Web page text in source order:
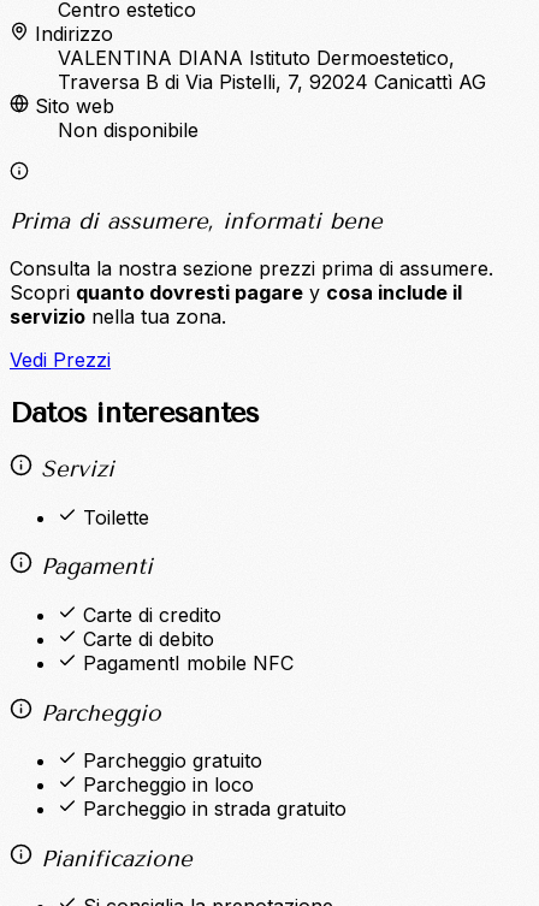
Centro estetico
Indirizzo
VALENTINA DIANA Istituto Dermoestetico,
Traversa B di Via Pistelli, 7, 92024 Canicattì AG
Sito web
Non disponibile
Prima di assumere, informati bene
Consulta la nostra sezione prezzi prima di assumere.
Scopri quanto dovresti pagare y cosa include il
servizio nella tua zona.
Vedi Prezzi
Datos interesantes
Servizi
Toilette
Pagamenti
Carte di credito
Carte di debito
PagamentI mobile NFC
Parcheggio
Parcheggio gratuito
Parcheggio in loco
Parcheggio in strada gratuito
Pianificazione